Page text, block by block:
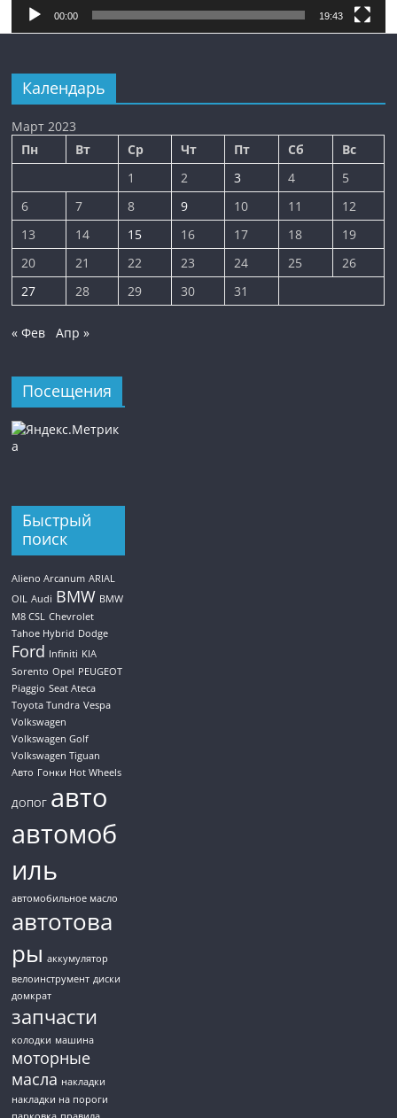
00:00 19:43
Календарь
Март 2023
Пн
Вт Ср Чт Пт Сб
Вс
1
2 3 4
5
6
7 8 9 10 11
12
13
14 15 16 17 18
19
20
21 22 23 24 25
26
27
28 29 30 31
« Фев Апр »
Посещения
Быстрый
поиск
Alieno Arcanum ARIAL
OIL
Audi BMW BMW
M8 CSL
Chevrolet
Tahoe Hybrid Dodge
Ford Infiniti KIA
Sorento Opel PEUGEOT
Piaggio Seat Ateca
Toyota Tundra Vespa
Volkswagen
Volkswagen Golf
Volkswagen Tiguan
Авто Гонки Hot Wheels
ДОПОГ авто
автомоб
иль
автомобильное масло
автотова
ры аккумулятор
велоинструмент диски
домкрат
запчасти
колодки машина
моторные
масла накладки
накладки на пороги